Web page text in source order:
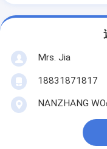
Mrs. Jia
18831871817
NANZHANG